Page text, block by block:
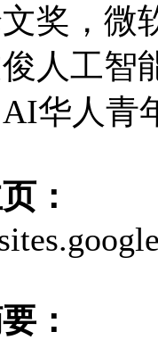
奖，微
人工智
华人青
：
：